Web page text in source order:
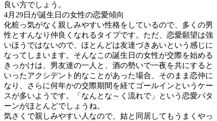
良い方でしょう。
4月29日が誕生日の女性の恋愛傾向
化粧っ気がなく親しみやすい性格をしているので、多くの男
性とすんなり仲良くなれるタイプです。ただ、恋愛願望は強
いほうではないので、ほとんどは友達づきあいという感じに
なってしまいます。そんなこの誕生日の女性が交際を始める
きっかけは、男友達の一人と、酒の勢いで一夜を共にすると
いったアクシデント的なことがあった場合、そのまま恋仲に
なり、さらに何年かの交際期間を経てゴールインというケー
スが多いようです。「なんとな～く流れで」という恋愛パタ
ーンがほとんどでしょうね。
気さくで親しみやすい人なので、姑と同居してもうまくやっ